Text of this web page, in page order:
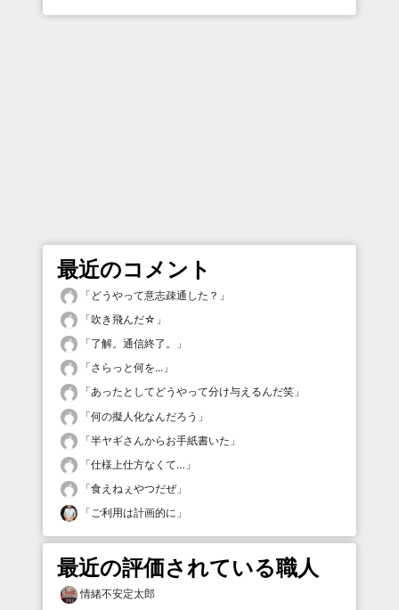
最近のコメント
「 どうやって意志疎通した？ 」
「吹き飛んだ☆ 」
「了解。通信終了。
」
「さらっと何を... 」
「あったとしてどうやって分け与えるんだ笑 」
「何の擬人化なんだろう 」
「半ヤギさんからお手紙書いた 」
「仕様上仕方なくて… 」
「食えねぇやつだぜ」
「ご利用は計画的に 」
最近の評価されている職人
情緒不安定太郎